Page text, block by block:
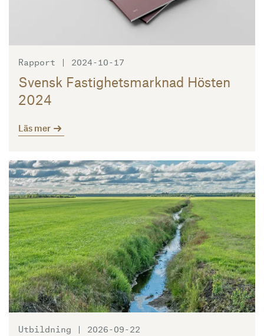
Rapport | 2024-10-17
Svensk Fastighetsmarknad Hösten
2024
Läs mer
Utbildning | 2026-09-22
Läs mer